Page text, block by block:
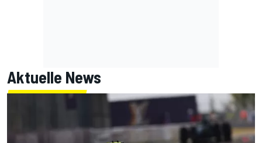
Aktuelle News